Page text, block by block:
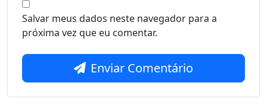
Salvar meus dados neste navegador para a
próxima vez que eu comentar.
Enviar Comentário